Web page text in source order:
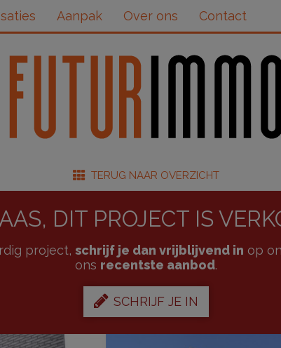
Aanpak Over ons Contact
TERUG NAAR OVERZICHT
DIT PROJECT IS
project, schrijf je dan vrijblijvend in op
ons recentste aanbod.
SCHRIJF JE IN